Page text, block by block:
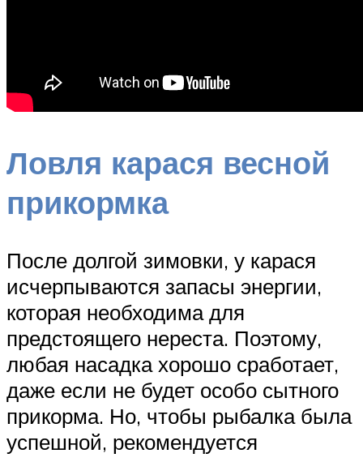
Ловля карася весной
прикормка
После долгой зимовки, у карася
исчерпываются запасы энергии,
которая необходима для
предстоящего нереста. Поэтому,
любая насадка хорошо сработает,
даже если не будет особо сытного
прикорма. Но, чтобы рыбалка была
успешной, рекомендуется